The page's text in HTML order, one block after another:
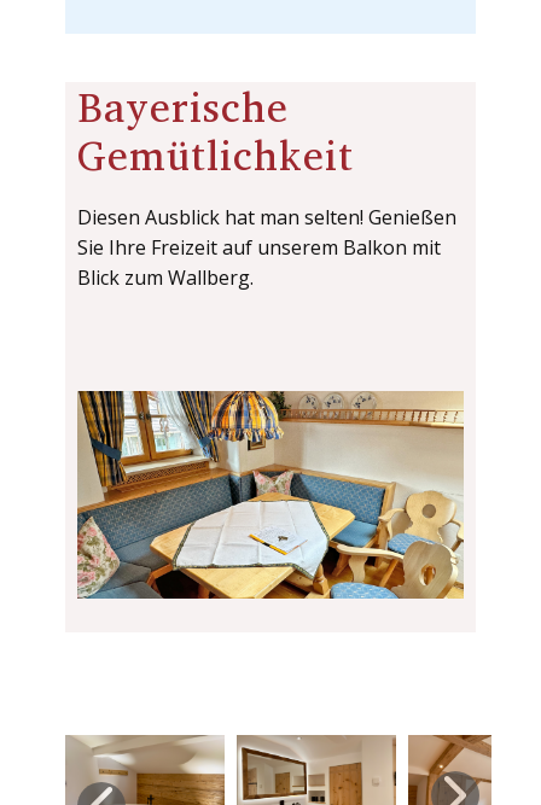
Bayerische
Gemütlichkeit
Diesen Ausblick hat man selten! Genießen
Sie Ihre Freizeit auf unserem Balkon mit
Blick zum Wallberg.